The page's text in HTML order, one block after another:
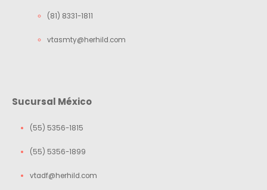
(81) 8331-1811
vtasmty@herhild.com
Sucursal México
(55) 5356-1815
(55) 5356-1899
vtadf@herhild.com